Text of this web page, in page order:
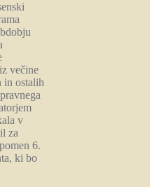
večine
in ostalih
v
za
6.
ki bo